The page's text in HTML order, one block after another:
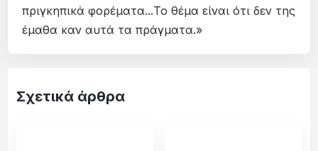
πριγκηπικά φορέματα...Το θέμα είναι ότι δεν της
έμαθα καν αυτά τα πράγματα.»
Σχετικά άρθρα